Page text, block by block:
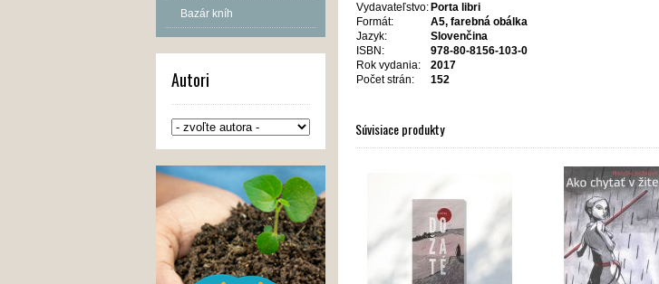
Bazár kníh
Autori
Vydavateľstvo: Porta libri
Formát:
A5, farebná obálka
Jazyk:
Slovenčina
ISBN:
978-80-8156-103-0
Rok vydania:
2017
Počet strán:
152
Súvisiace produkty